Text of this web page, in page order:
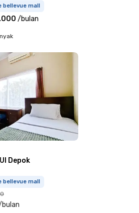
bellevue mall
/bulan
Depok
bellevue mall
bulan